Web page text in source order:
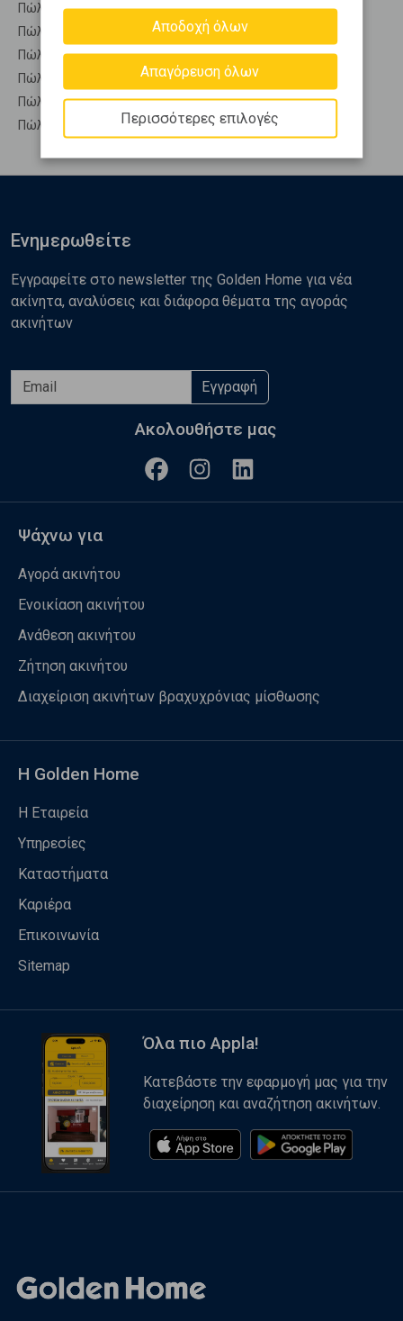
Πώληση Οροφομεζονέτες ΑΝΘΗΔΩΝΟΣ - Ροδιές
Πώληση Ρετιρέ ΑΝΘΗΔΩΝΟΣ - Ροδιές
Πώληση Συγκροτήματα κατοικιών ΑΝΘΗΔΩΝΟΣ - Ροδιές
Πώληση Υπόγεια ΑΝΘΗΔΩΝΟΣ - Ροδιές
Πώληση Υπόσκαφα ΑΝΘΗΔΩΝΟΣ - Ροδιές
Πώληση Υπολ. υψουν ΑΝΘΗΔΩΝΟΣ - Ροδιές
Αποδοχή όλων
Απαγόρευση όλων
Περισσότερες επιλογές
Ενημερωθείτε
Εγγραφείτε στο newsletter της Golden Home για νέα
ακίνητα, αναλύσεις και διάφορα θέματα της αγοράς
ακινήτων
Εγγραφή
Ακολουθήστε μας
Ψάχνω για
Αγορά ακινήτου
Ενοικίαση ακινήτου
Ανάθεση ακινήτου
Ζήτηση ακινήτου
Διαχείριση ακινήτων βραχυχρόνιας μίσθωσης
Η Golden Home
Η Εταιρεία
Υπηρεσίες
Καταστήματα
Καριέρα
Επικοινωνία
Sitemap
Όλα πιο Appla!
Κατεβάστε την εφαρμογή μας για την
διαχείρηση και αναζήτηση ακινήτων.